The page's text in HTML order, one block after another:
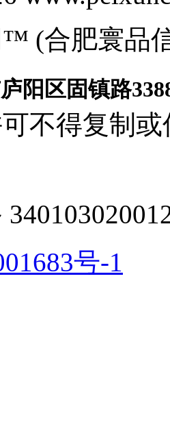
(合肥寰品
阳区固镇路
不得复制或
号-1